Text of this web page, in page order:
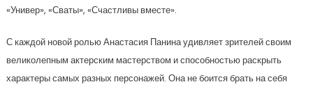
«Универ», «Сваты», «Счастливы вместе».
С каждой новой ролью Анастасия Панина удивляет зрителей своим
великолепным актерским мастерством и способностью раскрыть
характеры самых разных персонажей. Она не боится брать на себя